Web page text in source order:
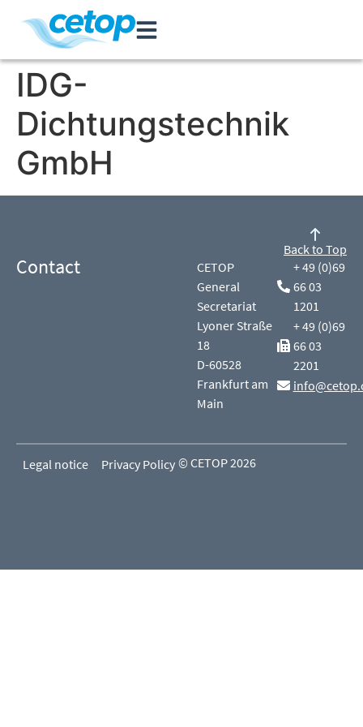
IDG-
Dichtungstechnik
GmbH
Contact
CETOP
General
Secretariat
Lyoner Straße
18
D-60528
Frankfurt am
Main
+ 49 (0)69
66 03
1201
+ 49 (0)69
66 03
2201
Back to Top
Legal notice Privacy Policy © CETOP 2026